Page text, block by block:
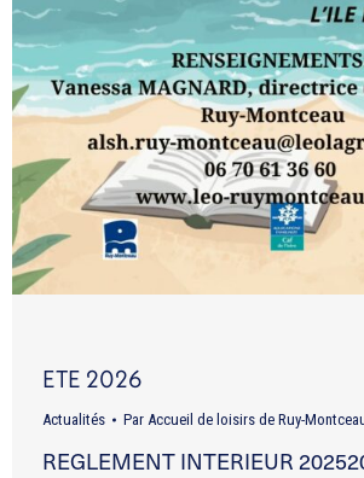
ETE 2026
Actualités Par Accueil de loisirs de Ruy-
REGLEMENT INTERIEUR